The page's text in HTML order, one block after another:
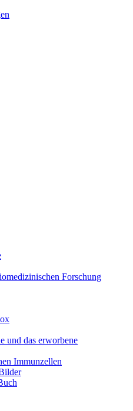
Forschung
und das erworbene
Immunzellen